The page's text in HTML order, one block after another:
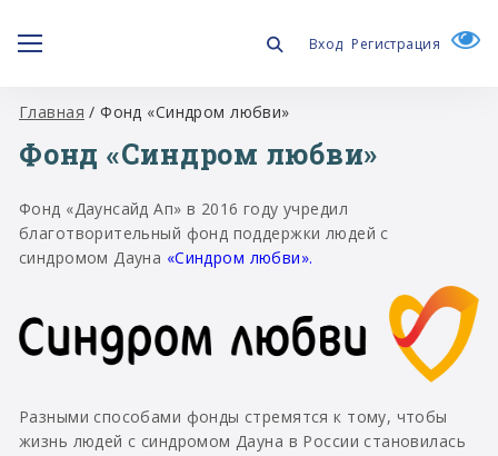
Вход Регистрация
Главная / Фонд «Синдром любви»
Фонд «Синдром любви»
Фонд «Даунсайд Ап» в 2016 году учредил
благотворительный фонд поддержки людей с
синдромом Дауна «Синдром любви».
Разными способами фонды стремятся к тому, чтобы
жизнь людей с синдромом Дауна в России становилась